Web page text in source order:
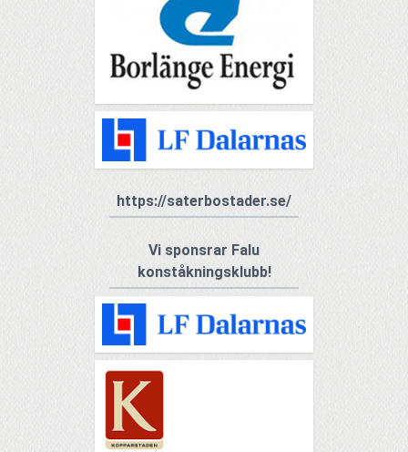
https://saterbostader.se/
Vi sponsrar Falu
konståkningsklubb!